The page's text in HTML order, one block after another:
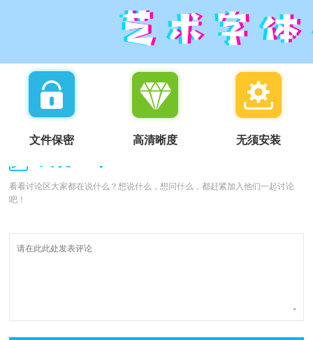
文件保密 高清晰度 无须安装
看看讨论区大家都在说什么？想说什么，想问什么，都赶紧加入他们一起讨论
吧！